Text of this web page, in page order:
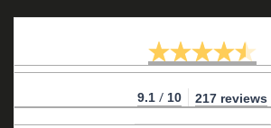
9.1 / 10 217 reviews